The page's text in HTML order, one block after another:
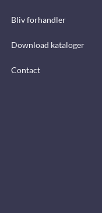
Bliv forhandler
Download kataloger
Contact